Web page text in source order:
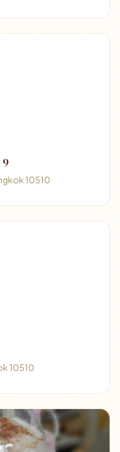
10510
10510